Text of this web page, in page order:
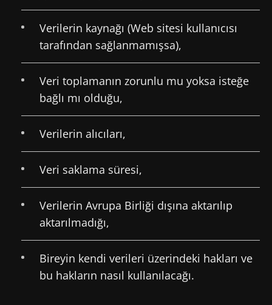
Verilerin kaynağı (Web sitesi kullanıcısı
tarafından sağlanmamışsa),
Veri toplamanın zorunlu mu yoksa isteğe
bağlı mı olduğu,
Verilerin alıcıları,
Veri saklama süresi,
Verilerin Avrupa Birliği dışına aktarılıp
aktarılmadığı,
Bireyin kendi verileri üzerindeki hakları ve
bu hakların nasıl kullanılacağı.